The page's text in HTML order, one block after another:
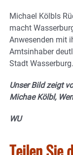
Michael Kölbls
macht
Anwesenden mit
Amtsinhaber
Stadt Wasserburg.
Unser Bild zeigt
Michae Kölbl,
WU